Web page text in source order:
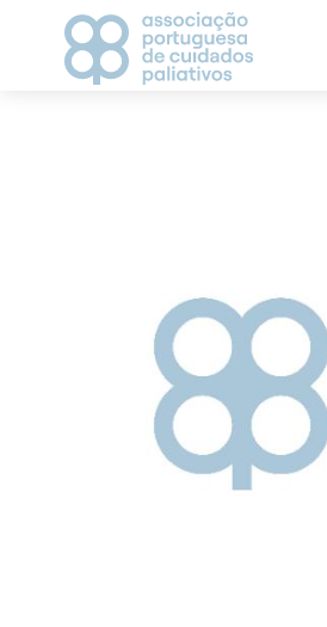
Grupos de Trabalho
Vantagem de ser associado